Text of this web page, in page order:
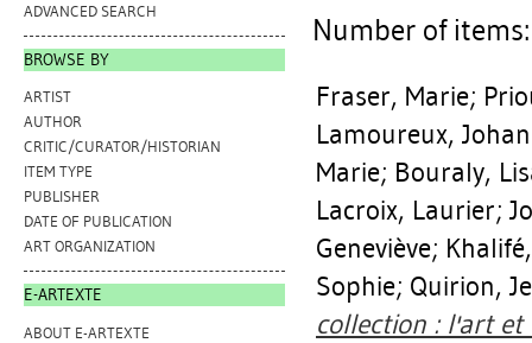
ADVANCED SEARCH
BROWSE BY
ARTIST
AUTHOR
CRITIC/CURATOR/HISTORIAN
ITEM TYPE
PUBLISHER
DATE OF PUBLICATION
ART ORGANIZATION
E-ARTEXTE
ABOUT E-ARTEXTE
Number of
Fraser, Marie;
Lamoureux,
Marie; Bouraly,
Lacroix, Laurier;
Geneviève;
Sophie; Quirion,
collection : l'art et